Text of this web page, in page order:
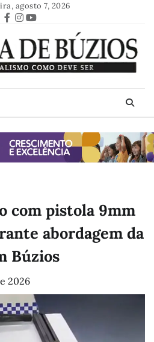
agosto 7, 2026
Facebook
Instagram
Youtube
com pistola 9mm
abordagem da
Búzios
2026